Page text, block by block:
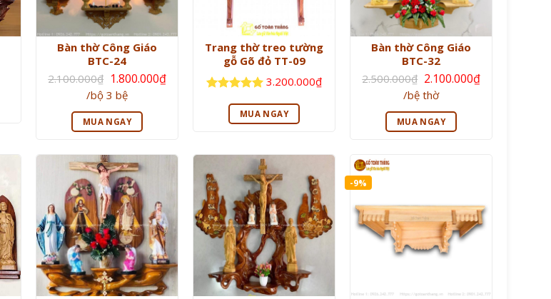
Bàn thờ Công Giáo
BTC-24
2.100.000₫ Giá
gốc
là:
1.800.000₫
Giá
hiện
tại
là:
1.800.000₫.
/bộ 3 bệ
MUA NGAY
Trang thờ treo tường
gỗ Gõ đỏ TT-09
hạng
5
3.200.000₫
MUA NGAY
Bàn thờ Công Giáo
BTC-32
2.500.000₫ Giá
gốc
là:
2.100.000₫
Giá
hiện
tại
là:
2.100.000₫.
/bệ thờ
MUA NGAY
-9%